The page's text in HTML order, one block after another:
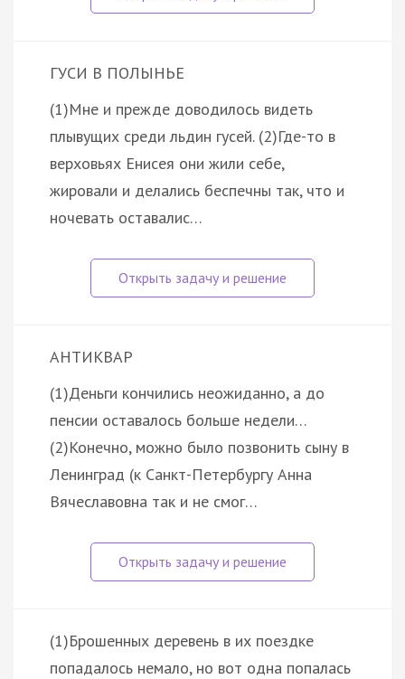
ГУСИ В ПОЛЫНЬЕ
(1)Мне и прежде доводилось видеть
плывущих среди льдин гусей. (2)Где-то в
верховьях Енисея они жили себе,
жировали и делались беспечны так, что и
ночевать оставалис…
АНТИКВАР
(1)Деньги кончились неожиданно, а до
пенсии оставалось больше недели…
(2)Конечно, можно было позвонить сыну в
Ленинград (к Санкт-Петербургу Анна
Вячеславовна так и не смог…
(1)Брошенных деревень в их поездке
попадалось немало, но вот одна попалась